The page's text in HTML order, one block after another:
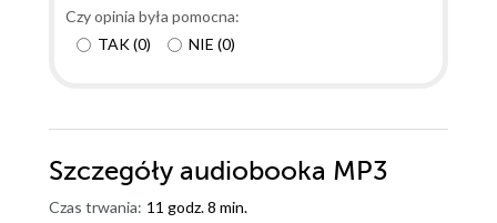
Czy opinia była pomocna:
TAK(0) NIE (0)
Szczegóły audiobooka MP3
Czas trwania: 11 godz. 8 min.